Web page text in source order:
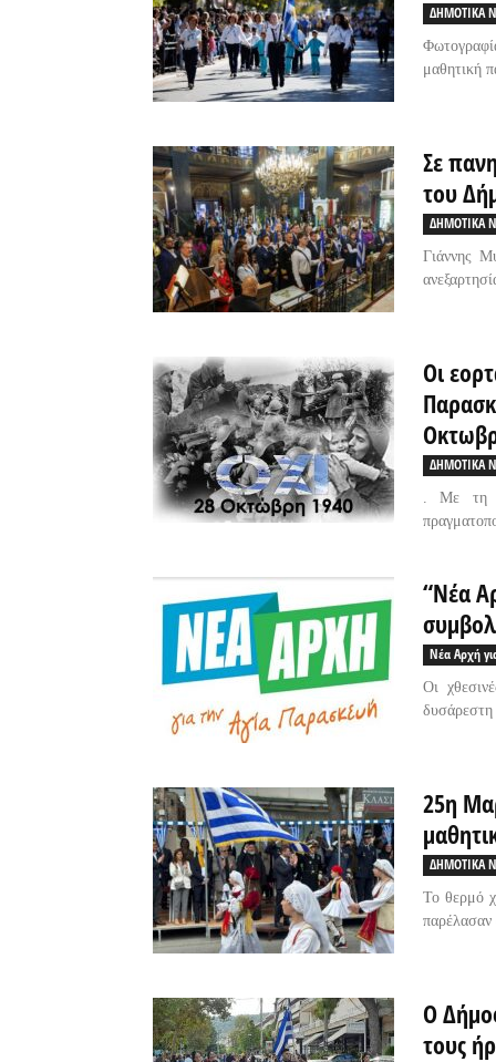
ΔΗΜΟΤΙΚΑ
μαθητική
Σε
του
ΔΗΜΟΤΙΚΑ
Γιάννης
Οι
ΔΗΜΟΤΙΚΑ
. Με τη
“Nέα
Νέα Αρχή
Οι
δυσάρεστη
25η
ΔΗΜΟΤΙΚΑ
Το θερμό
Ο
τους